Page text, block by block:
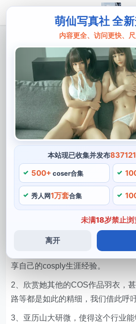
萌仙写真社 全新
内容更全、访问更快、尺
本站现已收集并发布
500+ coser合集
秀人网1万套合集
未满18岁禁止浏
离开
妖君白研
妖君白研微博斯卡哈，霓
发布啦
妖君白研，人称"总爱cos冷艳美艳
cosplayer"，她注重细节。妖君白
识，而对于妖君白研和她的COS作
哈公主。她不仅仅是一位模特，这
圈儿中脱颖而出的原因。更令人惊
披上一件衣服就叫cosplay的那类
在。
妖君白研微博斯卡哈
1、我们也将继续关注和支持，她关
cosplay行业，并且在交流中与其
享自己的cosply生涯经验。
2、欣赏她其他的COS作品羽衣，
路等都是如此的精细，我们借此呼
3、亚历山大研微，使得这个行业